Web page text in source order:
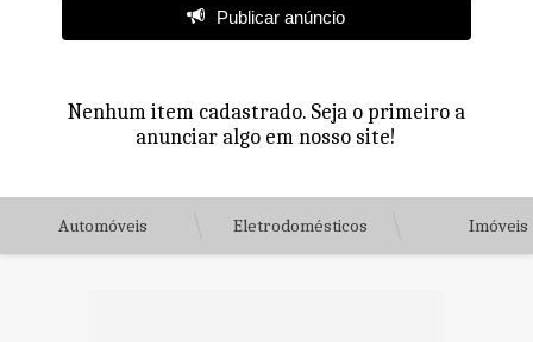
Publicar anúncio
Nenhum item cadastrado. Seja o primeiro a
anunciar algo em nosso site!
Automóveis Eletrodomésticos Imóveis